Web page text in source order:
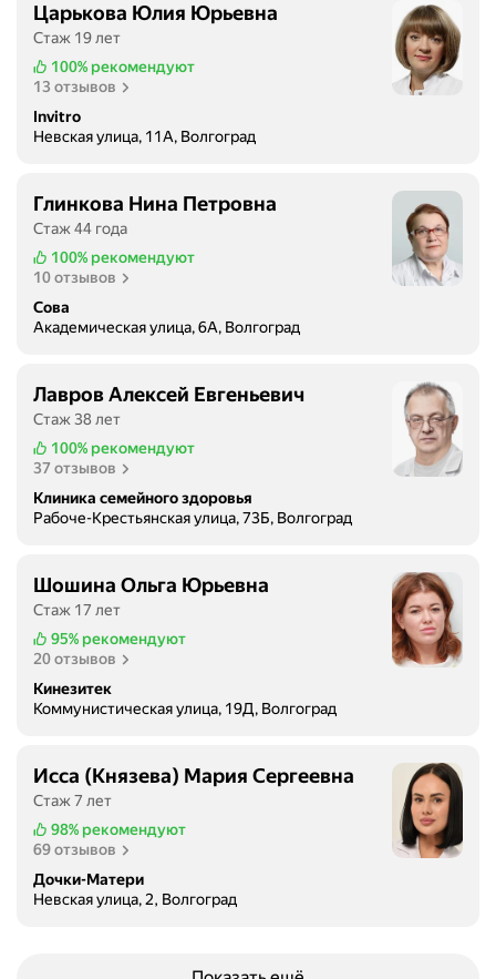
Царькова Юлия Юрьевна
Стаж 19 лет
100% рекомендуют
13 отзывов
Invitro
Невская улица, 11А, Волгоград
Глинкова Нина Петровна
Стаж 44 года
100% рекомендуют
10 отзывов
Сова
Академическая улица, 6А, Волгоград
Лавров Алексей Евгеньевич
Стаж 38 лет
100% рекомендуют
37 отзывов
Клиника семейного здоровья
Рабоче-Крестьянская улица, 73Б, Волгоград
Шошина Ольга Юрьевна
Стаж 17 лет
95% рекомендуют
20 отзывов
Кинезитек
Коммунистическая улица, 19Д, Волгоград
Исса (Князева) Мария Сергеевна
Стаж 7 лет
98% рекомендуют
69 отзывов
Дочки-Матери
Невская улица, 2, Волгоград